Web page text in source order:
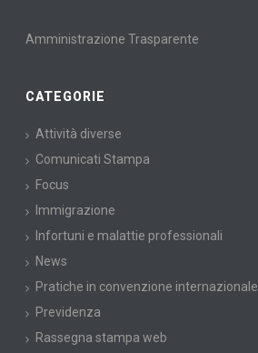
Amministrazione Trasparente
CATEGORIE
Attività diverse
Comunicati Stampa
Focus
Immigrazione
Infortuni e malattie professionali
News
Pratiche in convenzione internazionale
Previdenza
Rassegna stampa web